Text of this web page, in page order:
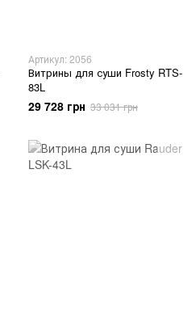
Артикул: 2056
Витрины для суши Frosty RTS-
83L
29 728 грн 33 031 грн